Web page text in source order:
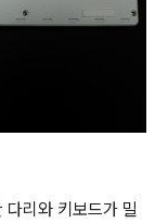
리와 키보드가 밀